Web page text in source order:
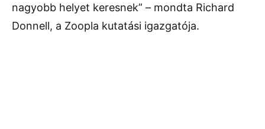
nagyobb helyet keresnek” – mondta Richard
Donnell, a Zoopla kutatási igazgatója.